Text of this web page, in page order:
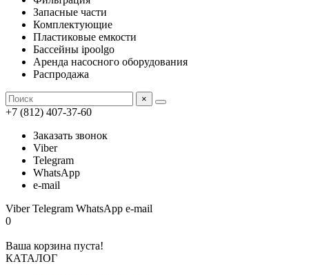
Запасные части
Комплектующие
Пластиковые емкости
Бассейны ipoolgo
Аренда насосного оборудования
Распродажа
×
+7 (812) 407-37-60
Заказать звонок
Viber
Telegram
WhatsApp
e-mail
ViberTelegram WhatsApp e-mail
0
Ваша корзина пуста!
КАТАЛОГ